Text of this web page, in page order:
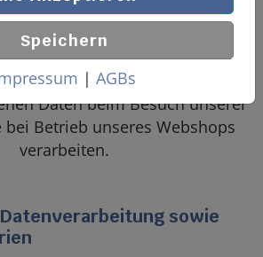
beschreibt wie wir,
Schneebergstrasse 32, 9000
("wir" bzw. "uns"), Ihre
Daten beim Besuch unserer
Betrieb unseres Webshops
verarbeiten.
sowie
Speichern
| AGBs